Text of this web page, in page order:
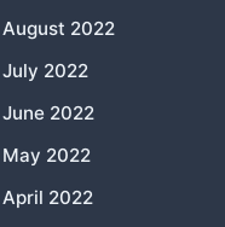
August 2022
July 2022
June 2022
May 2022
April 2022